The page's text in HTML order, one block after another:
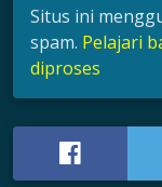
Situs ini
spam. Pelajari
diproses